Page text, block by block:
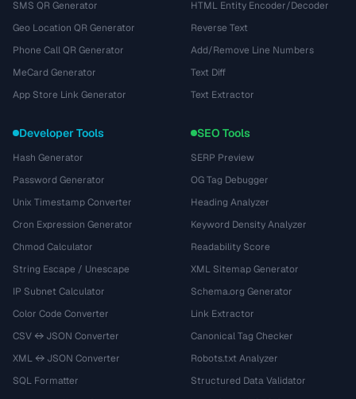
SMS QR Generator
Geo Location QR Generator
Phone Call QR Generator
MeCard Generator
App Store Link Generator
HTML Entity Encoder/Decoder
Reverse Text
Add/Remove Line Numbers
Text Diff
Text Extractor
Developer Tools
Hash Generator
Password Generator
Unix Timestamp Converter
Cron Expression Generator
Chmod Calculator
String Escape / Unescape
IP Subnet Calculator
Color Code Converter
CSV ↔ JSON Converter
XML ↔ JSON Converter
SQL Formatter
SEO Tools
SERP Preview
OG Tag Debugger
Heading Analyzer
Keyword Density Analyzer
Readability Score
XML Sitemap Generator
Schema.org Generator
Link Extractor
Canonical Tag Checker
Robots.txt Analyzer
Structured Data Validator